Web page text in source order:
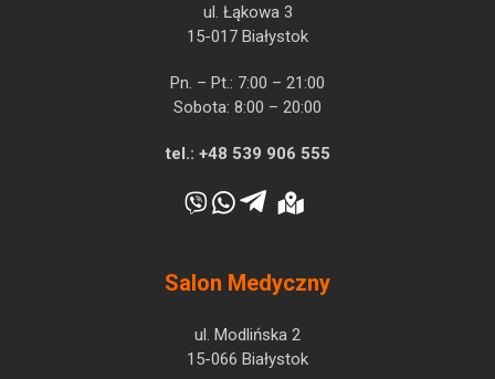
ul. Łąkowa 3
15-017 Białystok
Pn. – Pt.: 7:00 – 21:00
Sobota: 8:00 – 20:00
tel.: +48 539 906 555
Salon Medyczny
ul. Modlińska 2
15-066 Białystok